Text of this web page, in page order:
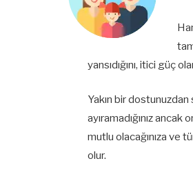
yansıdığını, itici güç
Yakın bir
ayıramadığınız
mutlu olacağınıza ve
olur.